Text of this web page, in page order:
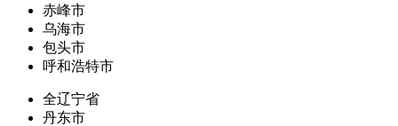
赤峰市
乌海市
包头市
呼和浩特市
全辽宁省
丹东市